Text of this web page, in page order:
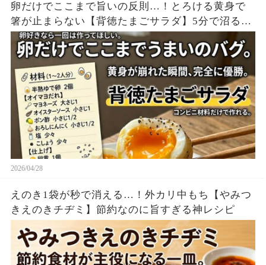
卵だけでここまで旨いの反則…！とろける黄身で
箸が止まらない【背徳たまごサラダ】5分で沼る神
レシピ
2026/04/28
えのき1袋が秒で消える…！外カリ中もち【やみつ
きえのきチヂミ】節約なのに旨すぎる神レシピ